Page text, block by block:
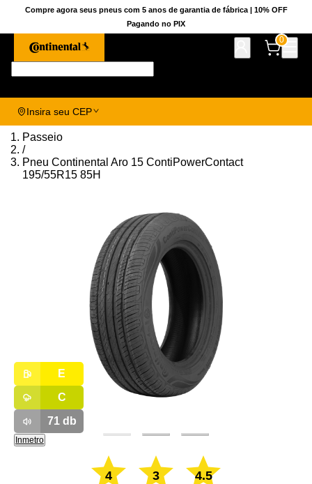
Compre agora seus pneus com 5 anos de garantia de fábrica | 10% OFF
Pagando no PIX
0
Insira seu CEP
Passeio
/
Pneu Continental Aro 15 ContiPowerContact
195/55R15 85H
E
C
71db
Inmetro
4 3 4.5